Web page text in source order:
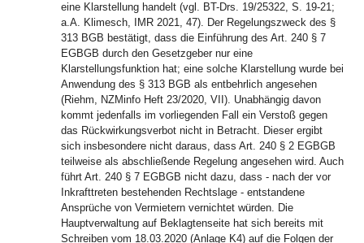
eine Klarstellung handelt (vgl. BT-Drs. 19/25322, S. 19-21;
a.A. Klimesch, IMR 2021, 47). Der Regelungszweck des §
313 BGB bestätigt, dass die Einführung des Art. 240 § 7
EGBGB durch den Gesetzgeber nur eine
Klarstellungsfunktion hat; eine solche Klarstellung wurde bei
Anwendung des § 313 BGB als entbehrlich angesehen
(Riehm, NZMinfo Heft 23/2020, VII). Unabhängig davon
kommt jedenfalls im vorliegenden Fall ein Verstoß gegen
das Rückwirkungsverbot nicht in Betracht. Dieser ergibt
sich insbesondere nicht daraus, dass Art. 240 § 2 EGBGB
teilweise als abschließende Regelung angesehen wird. Auch
führt Art. 240 § 7 EGBGB nicht dazu, dass - nach der vor
Inkrafttreten bestehenden Rechtslage - entstandene
Ansprüche von Vermietern vernichtet würden. Die
Hauptverwaltung auf Beklagtenseite hat sich bereits mit
Schreiben vom 18.03.2020 (Anlage K4) auf die Folgen der